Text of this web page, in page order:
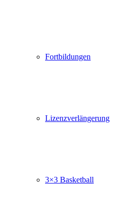
Fortbildungen
Lizenzverlängerung
3×3 Basketball